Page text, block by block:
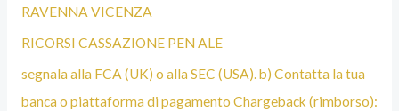
RAVENNA VICENZA
RICORSI CASSAZIONE PEN ALE
segnala alla FCA (UK) o alla SEC (USA). b) Contatta la tua
banca o piattaforma di pagamento Chargeback (rimborso):